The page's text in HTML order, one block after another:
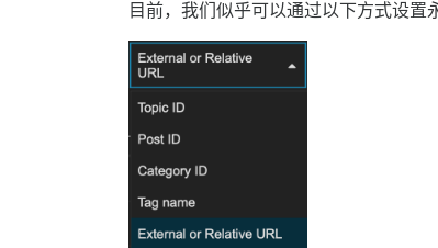
目前，我们似乎可以通过以下方式设置